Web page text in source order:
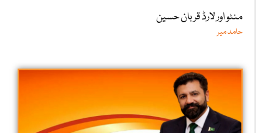
منٹو اور لارڈ قربان حسین
حامد میر